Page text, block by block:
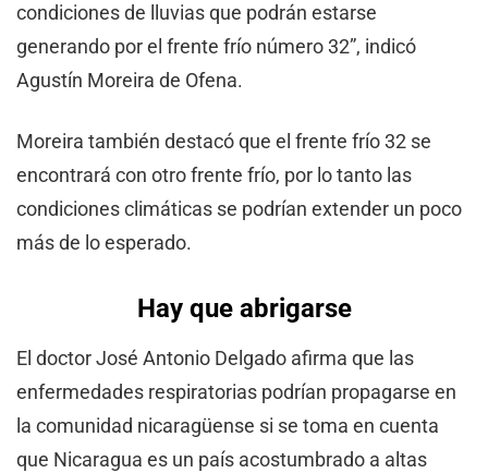
condiciones de lluvias que podrán estarse
generando por el frente frío número 32”, indicó
Agustín Moreira de Ofena.
Moreira también destacó que el frente frío 32 se
encontrará con otro frente frío, por lo tanto las
condiciones climáticas se podrían extender un poco
más de lo esperado.
Hay que abrigarse
El doctor José Antonio Delgado afirma que las
enfermedades respiratorias podrían propagarse en
la comunidad nicaragüense si se toma en cuenta
que Nicaragua es un país acostumbrado a altas